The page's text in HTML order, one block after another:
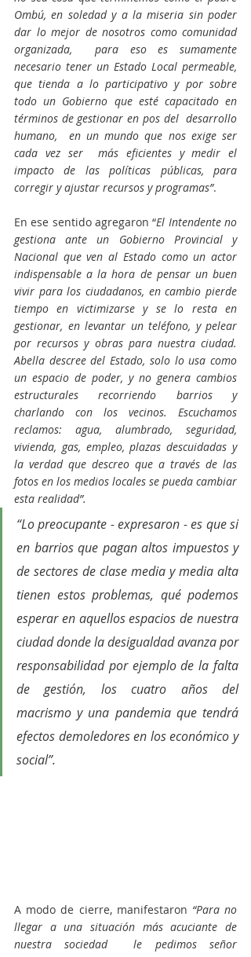
Ombú, en soledad y a la miseria sin poder
dar lo mejor de nosotros como comunidad
organizada,  para eso es sumamente
necesario tener un Estado Local permeable,
que tienda a lo participativo y por sobre
todo un Gobierno que esté capacitado en
términos de gestionar en pos del  desarrollo
humano,  en un mundo que nos exige ser
cada vez ser  más eficientes y medir el
impacto de las políticas públicas, para
corregir y ajustar recursos y programas”.
En ese sentido agregaron “El Intendente no
gestiona ante un Gobierno Provincial y
Nacional que ven al Estado como un actor
indispensable a la hora de pensar un buen
vivir para los ciudadanos, en cambio pierde
tiempo en victimizarse y se lo resta en
gestionar, en levantar un teléfono, y pelear
por recursos y obras para nuestra ciudad.
Abella descree del Estado, solo lo usa como
un espacio de poder, y no genera cambios
estructurales recorriendo barrios y
charlando con los vecinos. Escuchamos
reclamos: agua, alumbrado, seguridad,
vivienda, gas, empleo, plazas descuidadas y
la verdad que descreo que a través de las
fotos en los medios locales se pueda cambiar
esta realidad”.
“Lo preocupante - expresaron - es que si
en barrios que pagan altos impuestos y
de sectores de clase media y media alta
tienen estos problemas, qué podemos
esperar en aquellos espacios de nuestra
ciudad donde la desigualdad avanza por
responsabilidad por ejemplo de la falta
de gestión, los cuatro años del
macrismo y una pandemia que tendrá
efectos demoledores en los económico y
social”.
A modo de cierre, manifestaron “Para no
llegar a una situación más acuciante de
nuestra sociedad  le pedimos señor